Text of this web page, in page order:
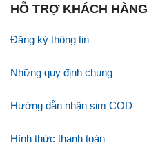
HỖ TRỢ KHÁCH HÀNG
Đăng ký thông tin
Những quy định chung
Hướng dẫn nhận sim COD
Hình thức thanh toán